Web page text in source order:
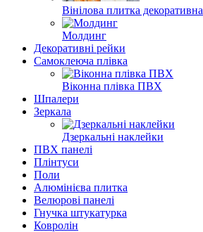
Вінілова плитка декоративна
Молдинг
Декоративні рейки
Самоклеюча плівка
Віконна плівка ПВХ
Шпалери
Зеркала
Дзеркальні наклейки
ПВХ панелі
Плінтуси
Поли
Алюмінієва плитка
Велюрові панелі
Гнучка штукатурка
Ковролін